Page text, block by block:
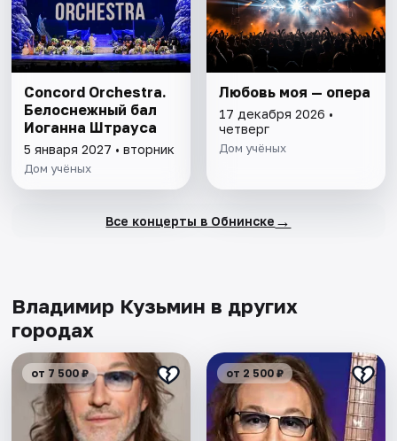
Concord Orchestra.
Белоснежный бал
Иоганна Штрауса
5 января 2027 • вторник
Дом учёных
Любовь моя — опера
17 декабря 2026 •
четверг
Дом учёных
Все концерты в Обнинске →
Владимир Кузьмин в других
городах
от 7 500 ₽ от 2 500 ₽